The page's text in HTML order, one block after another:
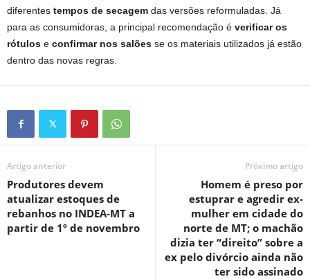
diferentes tempos de secagem das versões reformuladas. Já
para as consumidoras, a principal recomendação é verificar os
rótulos e confirmar nos salões se os materiais utilizados já estão
dentro das novas regras.
Artigo anterior
Produtores devem
atualizar estoques de
rebanhos no INDEA-MT a
partir de 1º de novembro
Próximo artigo
Homem é preso por
estuprar e agredir ex-
mulher em cidade do
norte de MT; o machão
dizia ter “direito” sobre a
ex pelo divórcio ainda não
ter sido assinado